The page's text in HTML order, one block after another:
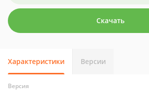
Скачать
Характеристики Версии
Версия